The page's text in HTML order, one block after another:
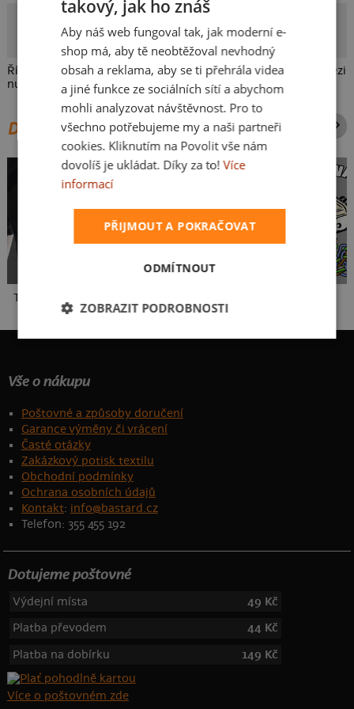
Yenny
Autorka potisku
Říká ti něco binární kód? Ale já ti říkám, že jsem jednička mezi
nulami!
DALŠÍ POTISKY ZE STEJNÉ KATEGORIE
To je moje s ženou
Vše o nákupu
Poštovné a způsoby doručení
Garance výměny či vrácení
Časté otázky
Zakázkový potisk textilu
Obchodní podmínky
Ochrana osobních údajů
Kontakt: info@bastard.cz
Telefon: 355 455 192
Dotujeme poštovné
Výdejní místa
49 Kč
Platba převodem
44 Kč
Platba na dobírku
149 Kč
Více o poštovném zde
SLOVAK
takový, jak ho znáš
Aby náš web fungoval tak, jak moderní e-
shop má, aby tě neobtěžoval nevhodný
obsah a reklama, aby se ti přehrála videa
a jiné funkce ze sociálních sítí a abychom
mohli analyzovat návštěvnost. Pro to
všechno potřebujeme my a naši partneři
cookies. Kliknutím na Povolit vše nám
dovolíš je ukládat. Díky za to! Více
informací
PŘIJMOUT A POKRAČOVAT
ODMÍTNOUT
ZOBRAZIT PODROBNOSTI